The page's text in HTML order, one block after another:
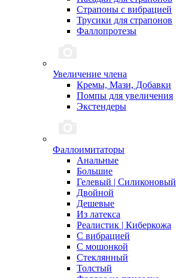
Страпоны с вибрацией
Трусики для страпонов
Фаллопротезы
Увеличение члена
Кремы, Мази, Добавки
Помпы для увеличения
Экстендеры
Фаллоимитаторы
Анальные
Большие
Гелевый | Силиконовый
Двойной
Дешевые
Из латекса
Реалистик | Киберкожа
С вибрацией
С мошонкой
Стеклянный
Толстый